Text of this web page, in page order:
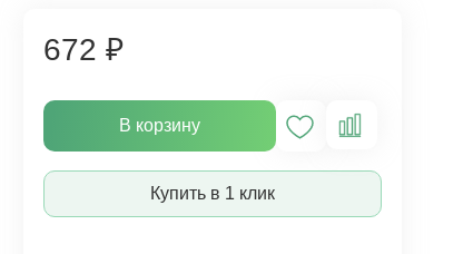
672 ₽
В корзину
Купить в 1 клик